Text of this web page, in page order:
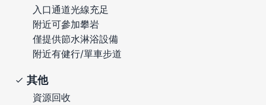
入口通道光線充足
附近可參加攀岩
僅提供節水淋浴設備
附近有健行/單車步道
其他
資源回收